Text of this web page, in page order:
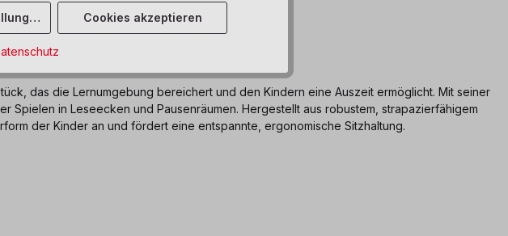
das die Lernumgebung bereichert und den Kindern eine Auszeit ermöglicht. Mit seiner
in Leseecken und Pausenräumen. Hergestellt aus robustem, strapazierfähigem
der Kinder an und fördert eine entspannte, ergonomische Sitzhaltung.
Cookies akzeptieren